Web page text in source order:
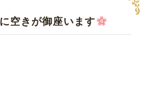
空きが御座います